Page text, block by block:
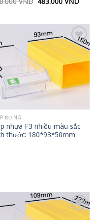
price price
Add to
ĐỰNG
nhựa F3 nhiều màu sắc
thước: 180*93*50mm